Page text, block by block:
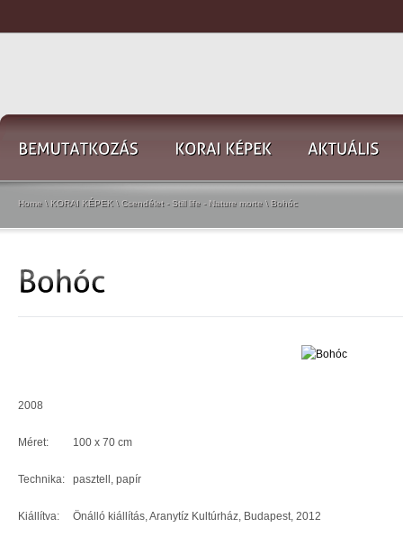
Home \ KORAI KÉPEK \ Csendélet - Still life - Nature morte \ Bohóc
2008
Méret: 100 x 70 cm
Technika: pasztell, papír
Kiállítva: Önálló kiállítás, Aranytíz Kultúrház, Budapest, 2012